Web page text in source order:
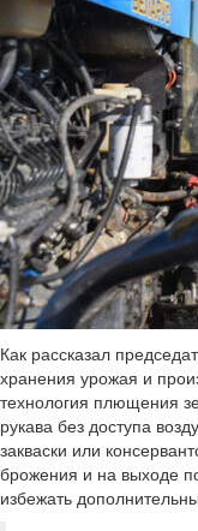
Как рассказал
хранения урожая и
технология плющения
рукава без доступа
закваски или
брожения и на выходе
избежать